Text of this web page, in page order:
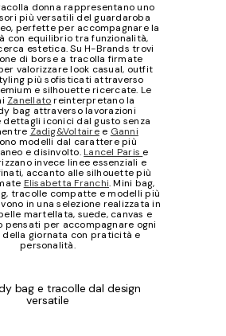
donna rappresentano uno
più versatili del guardaroba
perfette per accompagnare la
con equilibrio tra funzionalità,
estetica. Su H-Brands trovi
di borse a tracolla firmate
valorizzare look casual, outfit
più sofisticati attraverso
e silhouette ricercate. Le
Zanellatoreinterpretano la
bag attraverso lavorazioni
dettagli iconici dal gusto senza
Zadig&Voltairee Ganni
modelli dal carattere più
e disinvolto. Lancel Paris e
invece linee essenziali e
accanto alle silhouette più
Elisabetta Franchi. Mini bag,
tracolle compatte e modelli più
in una selezione realizzata in
martellata, suede, canvas e
pensati per accompagnare ogni
della giornata con praticità e
personalità.
bag e tracolle dal design
versatile